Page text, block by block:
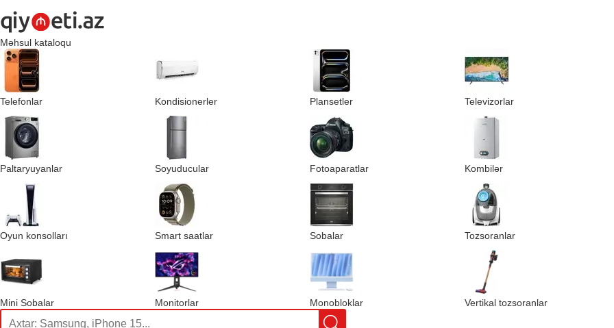
Məhsul kataloqu
Telefonlar Kondisionerler Plansetler Televizorlar
Paltaryuyanlar Soyuducular Fotoaparatlar Kombilər
Oyun konsolları Smart saatlar Sobalar Tozsoranlar
Mini Sobalar Monitorlar Monobloklar Vertikal tozsoranlar